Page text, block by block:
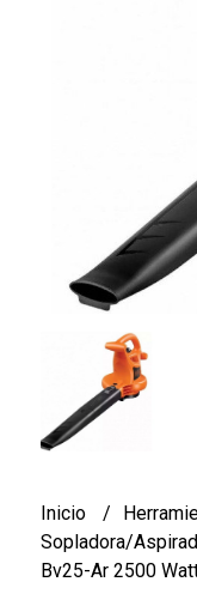
Inicio
Sopladora/
Bv25-Ar 2500